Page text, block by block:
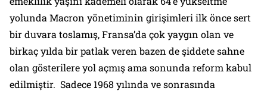
yolunda Macron yönetiminin girişimleri ilk önce sert
bir duvara toslamış, Fransa’da çok yaygın olan ve
birkaç yılda bir patlak veren bazen de şiddete sahne
olan gösterilere yol açmış ama sonunda reform kabul
edilmiştir. Sadece 1968 yılında ve sonrasında